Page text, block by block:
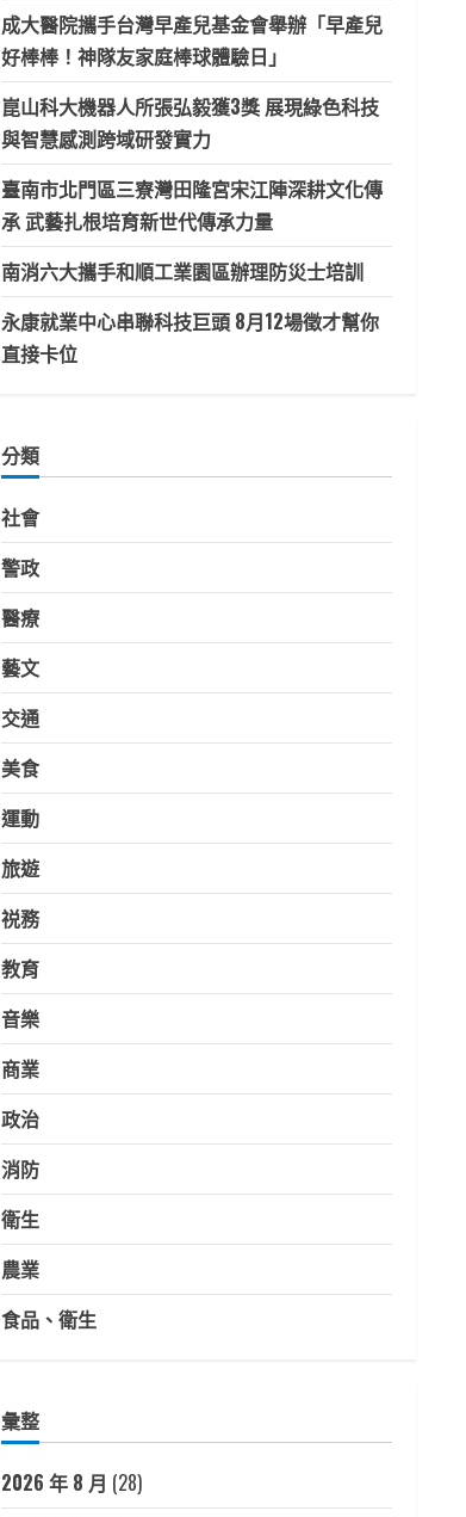
成大醫院攜手台灣早產兒基金會舉辦「早產兒
好棒棒！神隊友家庭棒球體驗日」
崑山科大機器人所張弘毅獲3獎 展現綠色科技
與智慧感測跨域研發實力
臺南市北門區三寮灣田隆宮宋江陣深耕文化傳
承 武藝扎根培育新世代傳承力量
南消六大攜手和順工業園區辦理防災士培訓
永康就業中心串聯科技巨頭 8月12場徵才幫你
直接卡位
分類
社會
警政
醫療
藝文
交通
美食
運動
旅遊
祱務
教育
音樂
商業
政治
消防
衛生
農業
食品、衛生
彙整
2026 年 8 月 (28)